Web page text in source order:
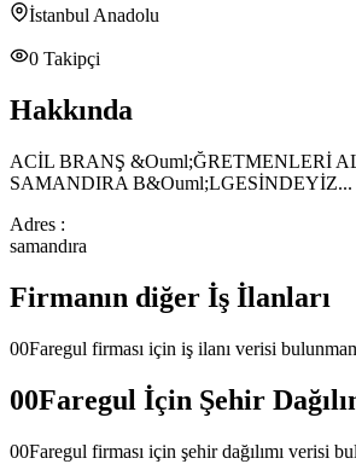
İstanbul Anadolu
0 Takipçi
Hakkında
ACİL BRANŞ &Ouml;ĞRETMENLERİ
SAMANDIRA B&Ouml;LGESİNDEYİZ...
Adres :
samandıra
Firmanın diğer İş İlanları
00Faregul firması için iş ilanı verisi
00Faregul İçin Şehir
00Faregul firması için şehir dağılımı verisi